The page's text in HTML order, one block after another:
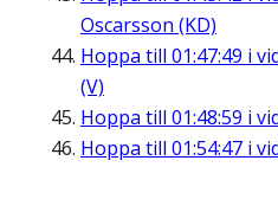
Oscarsson (KD)
Hoppa till 01:47:49 i
(V)
Hoppa till 01:48:59 i
Hoppa till 01:54:47 i